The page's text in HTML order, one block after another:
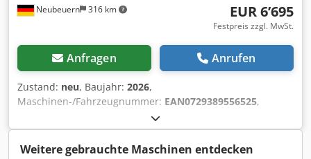
Neubeuern 316 km EUR 6’695
Festpreis zzgl. MwSt.
Anfragen Anrufen
Zustand: neu, Baujahr: 2026,
Maschinen-/Fahrzeugnummer: EAN0729389556525,
Tragfähigkeit pro Lagerabschnitt:
44’800 mm, Gesamthöhe:4’500 mm, Belastung pro
Fachwerkträgerpaar (max.):3’000 kg, Anzahl der
Weitere gebrauchte Maschinen entdecken